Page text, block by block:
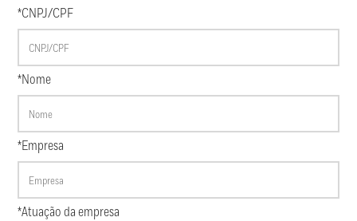
*CNPJ/CPF
*Nome
*Empresa
*Atuação da empresa